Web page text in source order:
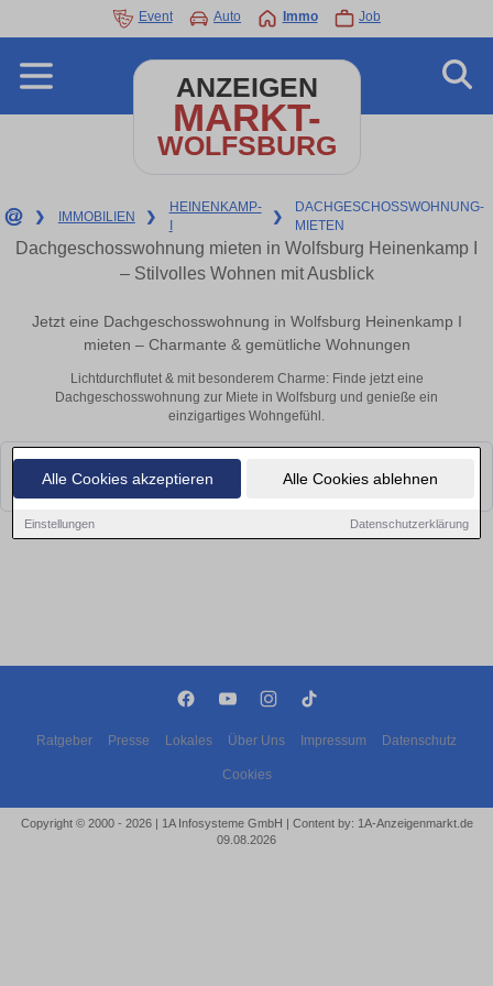
Alle Cookies akzeptieren Alle Cookies ablehnen
Einstellungen Datenschutzerklärung
Event Auto Immo Job
ANZEIGEN
MARKT-
WOLFSBURG
❯ IMMOBILIEN ❯
HEINENKAMP-
❯
DACHGESCHOSSWOHNUNG-
MIETEN
Dachgeschosswohnung mieten in Wolfsburg Heinenkamp I
– Stilvolles Wohnen mit Ausblick
Jetzt eine Dachgeschosswohnung in Wolfsburg Heinenkamp I
mieten – Charmante & gemütliche Wohnungen
Lichtdurchflutet & mit besonderem Charme: Finde jetzt eine
Dachgeschosswohnung zur Miete in Wolfsburg und genieße ein
einzigartiges Wohngefühl.
Leider konnten wir derzeit keine passenden Objekte finden. Schauen Sie
bald wieder vorbei!
Ratgeber Presse Lokales Über Uns Impressum Datenschutz
Cookies
Copyright © 2000 - 2026 | 1A Infosysteme GmbH | Content by: 1A-Anzeigenmarkt.de
09.08.2026